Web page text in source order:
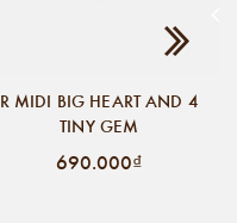
R MIDI BIG HEART AND 4
TINY GEM
690.000₫